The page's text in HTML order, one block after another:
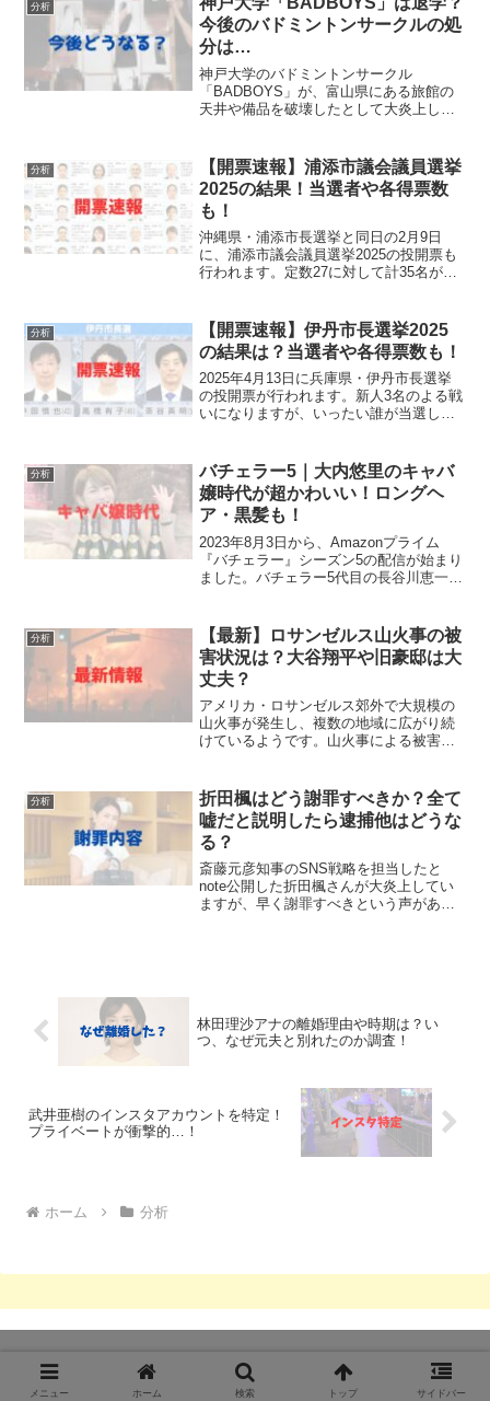
分析
今後のバドミントンサークルの処
分は…
神戸大学のバドミントンサークル
「BADBOYS」が、富山県にある旅館の
天井や備品を破壊したとして大炎上して
りますね・・・。今回は、神戸大学バド
ミントンサークル「BADB...
分析
【開票速報】浦添市議会議員選挙
2025の結果！当選者や各得票数
も！
沖縄県・浦添市長選挙と同日の2月9日
に、浦添市議会議員選挙2025の投開票も
行われます。定数27に対して計35名が立
員選挙2025の当選者や各候補者の得票数
などの結果を...
分析
【開票速報】伊丹市長選挙2025
の結果は？当選者や各得票数も！
2025年4月13日に兵庫県・伊丹市長選挙
の投開票が行われます。新人3名のよる戦
いになりますが、いったい誰が当選し新
票数などの結果をリアルタイムで速報し
ていきます。...
分析
バチェラー5｜大内悠里のキャバ
嬢時代が超かわいい！ロングヘ
ア・黒髪も！
2023年8月3日から、Amazonプライム
『バチェラー』シーズン5の配信が始まり
ました。バチェラー5代目の長谷川恵一さ
うです。どんな人なのかキャバ嬢時代な
ど過去の顔画...
分析
【最新】ロサンゼルス山火事の被
害状況は？大谷翔平や旧豪邸は大
丈夫？
アメリカ・ロサンゼルス郊外で大規模の
山火事が発生し、複数の地域に広がり続
けているようです。山火事による被害は
有名人の方々の安否が気になります。当
記事では、ロサンゼルスの...
分析
折田楓はどう謝罪すべきか？全て
嘘だと説明したら逮捕他はどうな
る？
斎藤元彦知事のSNS戦略を担当したと
note公開した折田楓さんが大炎上してい
ますが、早く謝罪すべきという声があが
林田理沙アナの離婚理由や時期は？い
つ、なぜ元夫と別れたのか調査！
武井亜樹のインスタアカウントを特定！
プライベートが衝撃的…！
ホーム 分析
Copyright © 2021-2026 きいろピックアップ All Rights Reserved.
メニュー ホーム 検索 トップ サイドバー